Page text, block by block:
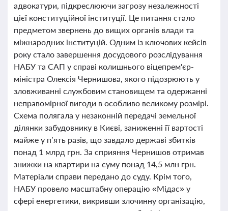
адвокатури, підкреслюючи загрозу незалежності
цієї конституційної інституції. Це питання стало
предметом звернень до вищих органів влади та
міжнародних інституцій. Одним із ключових кейсів
року стало завершення досудового розслідування
НАБУ та САП у справі колишнього віцепрем'єр-
міністра Олексія Чернишова, якого підозрюють у
зловживанні службовим становищем та одержанні
неправомірної вигоди в особливо великому розмірі.
Схема полягала у незаконній передачі земельної
ділянки забудовнику в Києві, заниженні її вартості
майже у п’ять разів, що завдало державі збитків
понад 1 млрд грн. За сприяння Чернишов отримав
знижки на квартири на суму понад 14,5 млн грн.
Матеріали справи передано до суду. Крім того,
НАБУ провело масштабну операцію «Мідас» у
сфері енергетики, викривши злочинну організацію,